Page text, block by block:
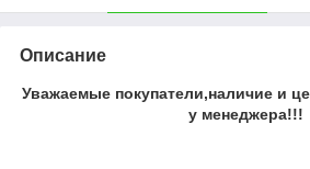
Описание
Уважаемые покупатели,наличие и
у менеджера!!!